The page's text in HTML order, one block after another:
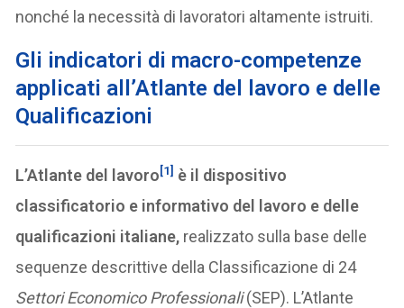
nonché la necessità di lavoratori altamente istruiti.
Gli indicatori di macro-competenze
applicati all’Atlante del lavoro e delle
Qualificazioni
L’Atlante del lavoro[1] è il dispositivo
classificatorio e informativo del lavoro e delle
qualificazioni italiane, realizzato sulla base delle
sequenze descrittive della Classificazione di 24
Settori Economico Professionali(SEP). L’Atlante